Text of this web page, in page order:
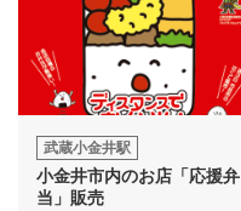
武蔵小金井駅
小金井市内のお店「応援弁
当」販売